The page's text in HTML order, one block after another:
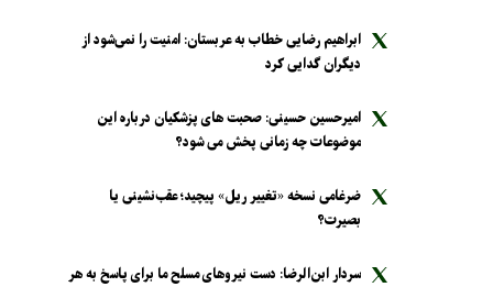
ابراهیم رضایی خطاب به عربستان: امنیت را نمی‌شود از
دیگران گدایی کرد
امیرحسین حسینی: صحبت های پزشکیان درباره این
موضوعات چه زمانی پخش می شود؟
ضرغامی نسخه «تغییر ریل» پیچید؛ عقب‌نشینی یا
بصیرت؟
سردار ابن‌الرضا: دست نیرو‌های مسلح ما برای پاسخ به هر